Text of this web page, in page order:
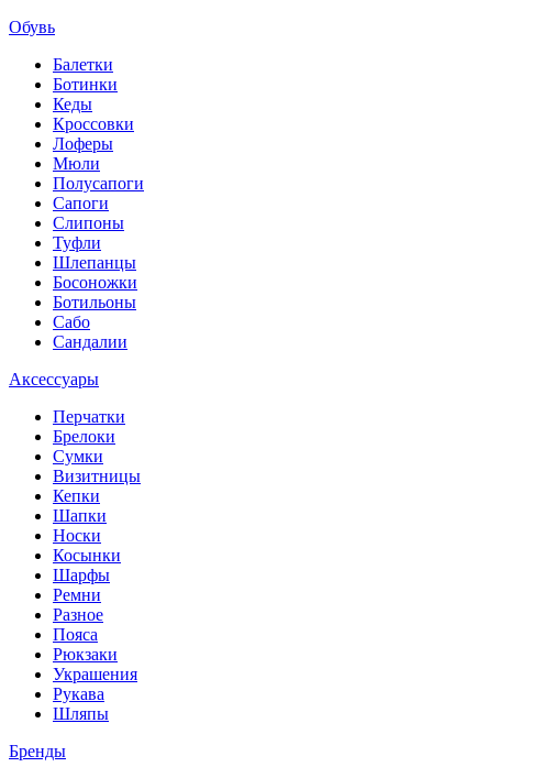
Обувь
Балетки
Ботинки
Кеды
Кроссовки
Лоферы
Мюли
Полусапоги
Сапоги
Слипоны
Туфли
Шлепанцы
Босоножки
Ботильоны
Сабо
Сандалии
Аксессуары
Перчатки
Брелоки
Сумки
Визитницы
Кепки
Шапки
Носки
Косынки
Шарфы
Ремни
Разное
Пояса
Рюкзаки
Украшения
Рукава
Шляпы
Бренды